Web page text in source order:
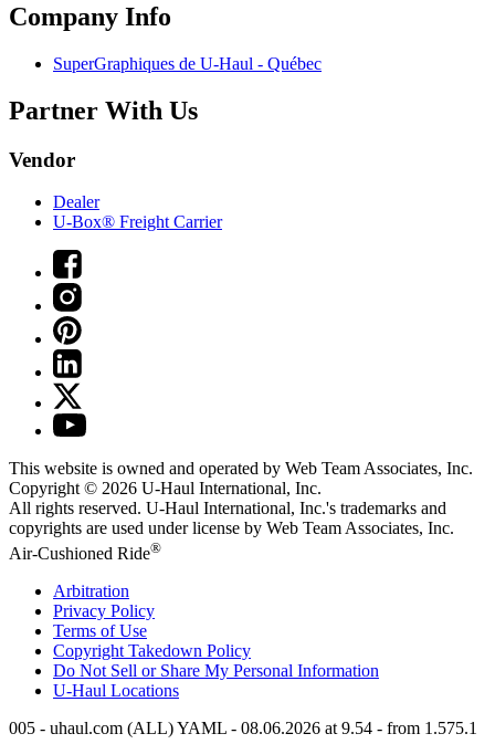
Company Info
SuperGraphiques de U-Haul - Québec
Partner With Us
Vendor
Dealer
U-Box® Freight Carrier
This website is owned and operated by Web Team Associates, Inc.
Copyright © 2026 U-Haul International, Inc.
All rights reserved. U-Haul International, Inc.'s trademarks and
copyrights are used under license by Web Team Associates, Inc.
Air-Cushioned Ride®
Arbitration
Privacy Policy
Terms of Use
Copyright Takedown Policy
Do Not Sell or Share My Personal Information
U-Haul Locations
005 - uhaul.com (ALL) YAML - 08.06.2026 at 9.54 - from 1.575.1